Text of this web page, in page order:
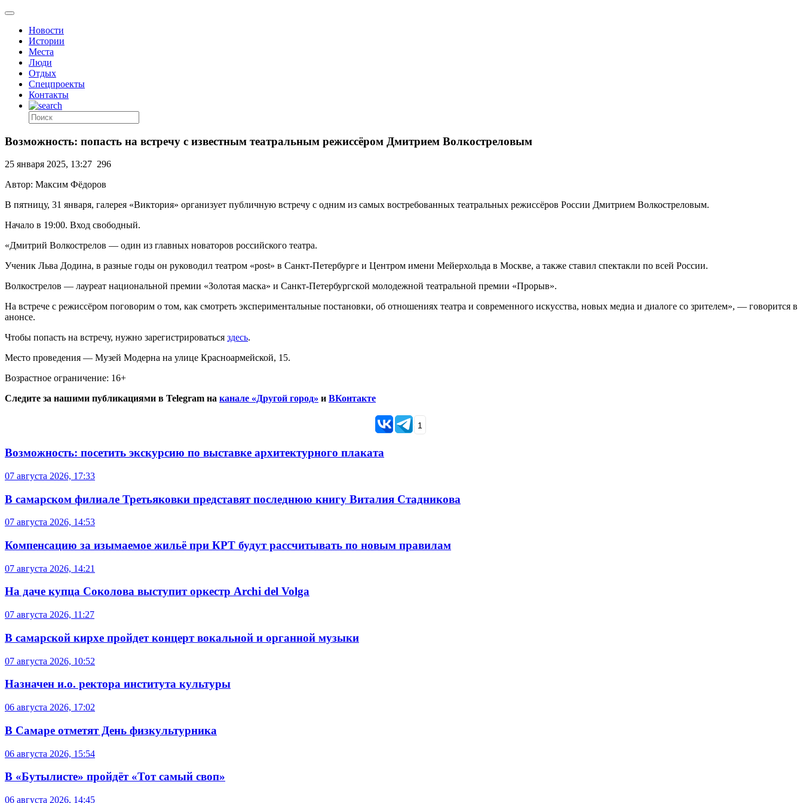
Новости
Истории
Места
Люди
Отдых
Спецпроекты
Контакты
Возможность: попасть на встречу с известным театральным режиссёром Дмитрием Волкостреловым
25 января 2025, 13:27 296
Автор: Максим Фёдоров
В пятницу, 31 января, галерея «Виктория» организует публичную встречу с одним из самых востребованных театральных режиссёров России Дмитрием Волкостреловым.
Начало в 19:00. Вход свободный.
«Дмитрий Волкострелов — один из главных новаторов российского театра.
Ученик Льва Додина, в разные годы он руководил театром «post» в Санкт-Петербурге и Центром имени Мейерхольда в Москве, а также ставил спектакли по всей России.
Волкострелов — лауреат национальной премии «Золотая маска» и Санкт-Петербургской молодежной театральной премии «Прорыв».
На встрече с режиссёром поговорим о том, как смотреть экспериментальные постановки, об отношениях театра и современного искусства, новых медиа и диалоге со зрителем», — говорится в
анонсе.
Чтобы попасть на встречу, нужно зарегистрироваться здесь.
Место проведения — Музей Модерна на улице Красноармейской, 15.
Возрастное ограничение: 16+
Следите за нашими публикациями в Telegram на канале «Другой город» и ВКонтакте
1
Возможность: посетить экскурсию по выставке архитектурного плаката
07 августа 2026, 17:33
В самарском филиале Третьяковки представят последнюю книгу Виталия Стадникова
07 августа 2026, 14:53
Компенсацию за изымаемое жильё при КРТ будут рассчитывать по новым правилам
07 августа 2026, 14:21
На даче купца Соколова выступит оркестр Archi del Volga
07 августа 2026, 11:27
В самарской кирхе пройдет концерт вокальной и органной музыки
07 августа 2026, 10:52
Назначен и.о. ректора института культуры
06 августа 2026, 17:02
В Самаре отметят День физкультурника
06 августа 2026, 15:54
В «Бутылисте» пройдёт «Тот самый своп»
06 августа 2026, 14:45